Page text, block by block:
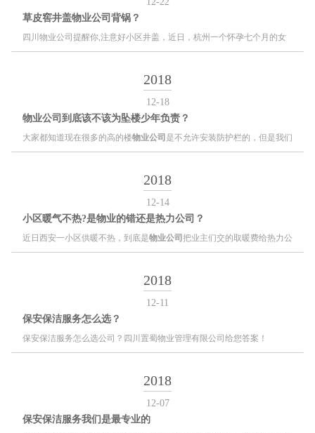
草皮窖井盖物业公司背锅？
四川物业公司 提醒你,注意好小区井盖，近日，杭州一个怀孕七个月的女
子，由于不小心掉入窖井里死亡，腹中孩子也不幸去世，一尸两命一个惨
2018
12-18
物业公司到底该不该为坠楼少年负责？
大家都知道现在很多的高的楼物业公司 是不允许安装防护栏的，但是我们
国家暂时还没有法律规定能或者不能安装防护栏，但是一般的物业公司为
安全，发生火灾时防护栏会阻碍到消防员的救援。
2018
12-14
小区暖气不热?是物业的错还是热力公司？
近日西安一小区供暖不热 ，到底是物业公司 把业主们交的取暖费给热力公
司没交够，还是热力公司收了钱，供暖却没达标？
2018
12-11
保安保洁服务怎么选？
保安保洁服务怎么选公司？四川置蜀物业管理有限公司给您答案！
2018
12-07
保安保洁服务我们是最专业的